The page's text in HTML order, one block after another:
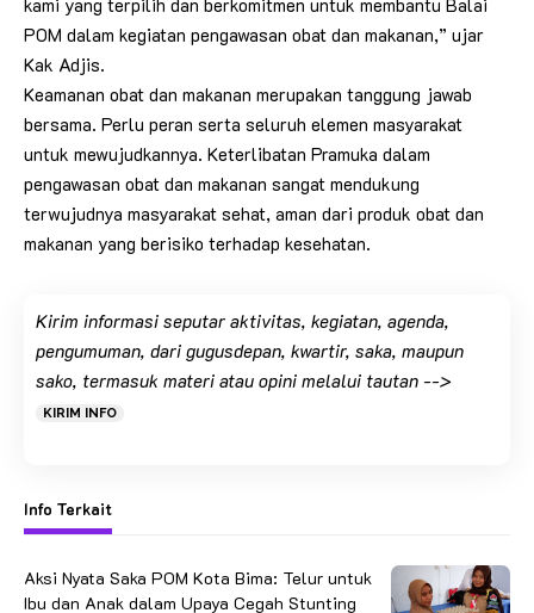
kami yang terpilih dan berkomitmen untuk membantu Balai
POM dalam kegiatan pengawasan obat dan makanan,” ujar
Kak Adjis.
Keamanan obat dan makanan merupakan tanggung jawab
bersama. Perlu peran serta seluruh elemen masyarakat
untuk mewujudkannya. Keterlibatan Pramuka dalam
pengawasan obat dan makanan sangat mendukung
terwujudnya masyarakat sehat, aman dari produk obat dan
makanan yang berisiko terhadap kesehatan.
Kirim informasi seputar aktivitas, kegiatan, agenda,
pengumuman, dari gugusdepan, kwartir, saka, maupun
sako, termasuk materi atau opini melalui tautan -->
KIRIM INFO
Info Terkait
Aksi Nyata Saka POM Kota Bima: Telur untuk
Ibu dan Anak dalam Upaya Cegah Stunting